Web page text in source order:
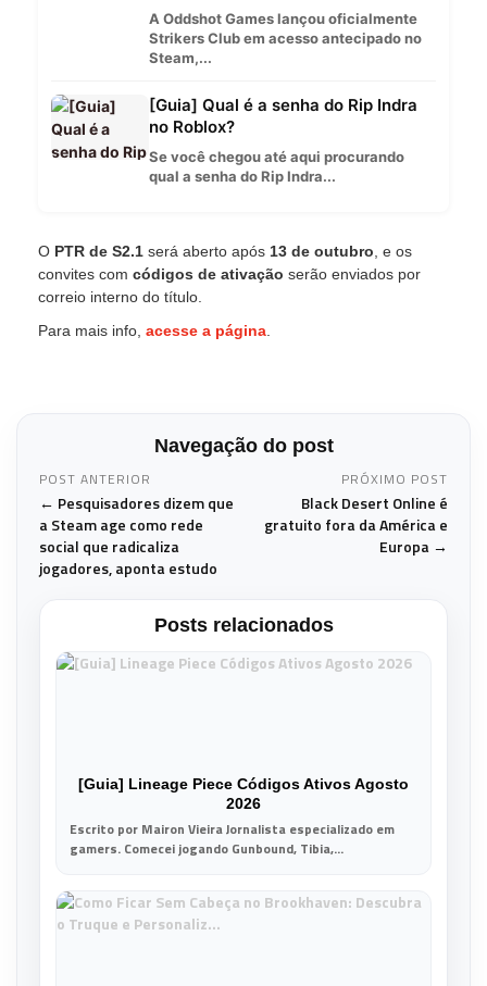
A Oddshot Games lançou oficialmente
Strikers Club em acesso antecipado no
Steam,...
[Guia] Qual é a senha do Rip Indra
no Roblox?
Se você chegou até aqui procurando
qual a senha do Rip Indra...
O PTR de S2.1 será aberto após 13 de outubro , e os
convites com códigos de ativação serão enviados por
correio interno do título.
Para mais info, acesse a página
Navegação do post
POST ANTERIOR
← Pesquisadores dizem que
a Steam age como rede
social que radicaliza
jogadores, aponta estudo
PRÓXIMO POST
Black Desert Online é
gratuito fora da América e
Europa →
Posts relacionados
[Guia] Lineage Piece Códigos Ativos Agosto
2026
Escrito por Mairon Vieira Jornalista especializado em
gamers. Comecei jogando Gunbound, Tibia,...